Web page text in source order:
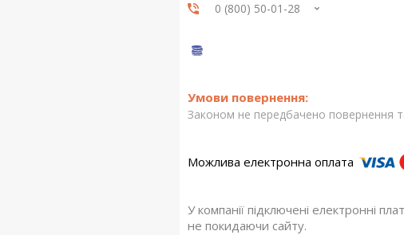
0 (800) 50-01-28
Законом не передбачено повернення
У компанії підключені електронні
не покидаючи сайту.